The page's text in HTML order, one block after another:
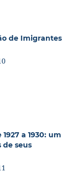
de Imigrantes
a 1930: um
de seus